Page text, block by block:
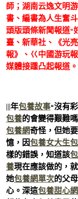
師；湖南云逸文明
書、編書為人生奮斗
頭版頭條新聞報道“
臺、新華社、《光
報》、巜中國游玩
媒體接踵凸起報道
|||年包養故事“沒有
包養的會變得艱難
包養網奇怪，但她
憶，因包養女大生
樣的錯誤，知道該
養現在應該做的，
她包養網單次的父
心。深這包養甜心網